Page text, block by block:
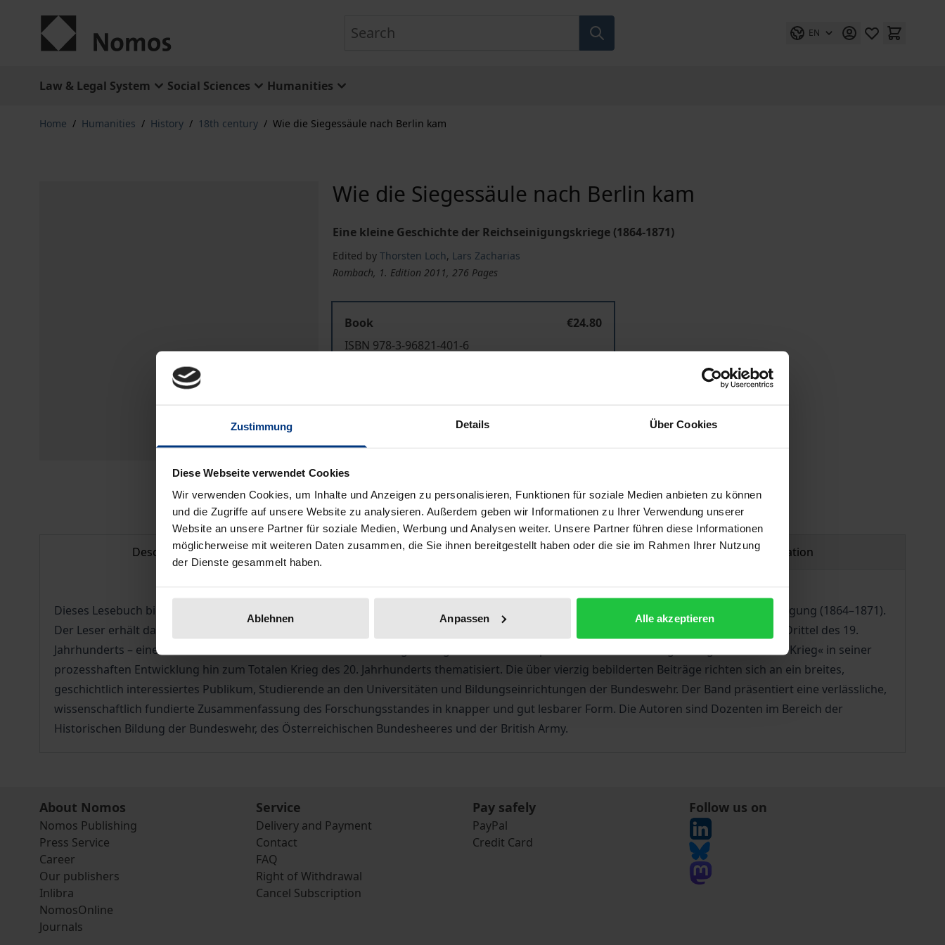
Zustimmung Details Über Cookies
Diese Webseite verwendet Cookies
Wir verwenden Cookies, um Inhalte und Anzeigen zu personalisieren, Funktionen für soziale Medien anbieten zu können
und die Zugriffe auf unsere Website zu analysieren. Außerdem geben wir Informationen zu Ihrer Verwendung unserer
Website an unsere Partner für soziale Medien, Werbung und Analysen weiter. Unsere Partner führen diese Informationen
möglicherweise mit weiteren Daten zusammen, die Sie ihnen bereitgestellt haben oder die sie im Rahmen Ihrer Nutzung
der Dienste gesammelt haben.
Ablehnen Anpassen Alle akzeptieren
EN
Law & Legal System Social Sciences Humanities
Home / Humanities / History / 18th century / Wie die Siegessäule nach Berlin kam
Wie die Siegessäule nach Berlin kam
Eine kleine Geschichte der Reichseinigungskriege (1864-1871)
Edited by Thorsten Loch, Lars Zacharias
Rombach, 1. Edition 2011, 276 Pages
Book
€24.80
ISBN 978-3-96821-401-6
Prices include VAT. Depending on the delivery address, VAT may vary at checkout.
Delivery cost notice
Description Bibliographical data Product safety information
Dieses Lesebuch bietet eine kurz gefasste und anschauliche Darstellung der militärischen Ereignisse im Zeitalter der deutschen Reichseinigung (1864–1871).
Der Leser erhält darüber hinaus einen Einblick in die politischen, gesellschaftlichen und wirtschaftlichen Rahmenbedingungen im letzten Drittel des 19.
Jahrhunderts – einer Zeit massiver Umbrüche. Unter Einbeziehung kulturgeschichtlicher Aspekte wird auch das vielgestaltige Phänomen »Krieg« in seiner
prozesshaften Entwicklung hin zum Totalen Krieg des 20. Jahrhunderts thematisiert. Die über vierzig bebilderten Beiträge richten sich an ein breites,
geschichtlich interessiertes Publikum, Studierende an den Universitäten und Bildungseinrichtungen der Bundeswehr. Der Band präsentiert eine verlässliche,
wissenschaftlich fundierte Zusammenfassung des Forschungsstandes in knapper und gut lesbarer Form. Die Autoren sind Dozenten im Bereich der
Historischen Bildung der Bundeswehr, des Österreichischen Bundesheeres und der British Army.
About Nomos
Nomos Publishing
Press Service
Career
Our publishers
Inlibra
NomosOnline
Journals
Service
Delivery and Payment
Contact
FAQ
Right of Withdrawal
Cancel Subscription
Pay safely
PayPal
Credit Card
Follow us on